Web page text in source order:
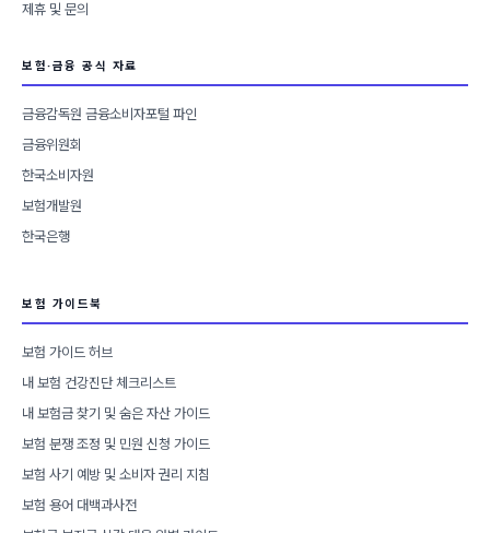
제휴 및 문의
보험·금융 공식 자료
금융감독원 금융소비자포털 파인
금융위원회
한국소비자원
보험개발원
한국은행
보험 가이드북
보험 가이드 허브
내 보험 건강진단 체크리스트
내 보험금 찾기 및 숨은 자산 가이드
보험 분쟁 조정 및 민원 신청 가이드
보험 사기 예방 및 소비자 권리 지침
보험 용어 대백과사전